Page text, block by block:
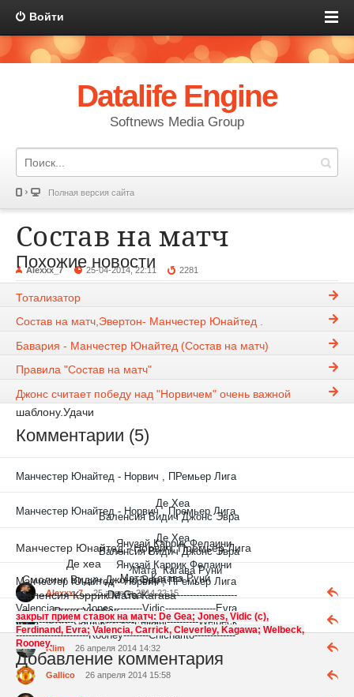
Войти
Datalife Engine
Softnews Media Group
Полная версия сайта
Состав на матч
Alexxx_7 25-04-2014, 22:11 2281
Юнайтед- Норвич . Просьба заполнять все по
шаблону.Удачи
Похожие новости
Тотализатор
Состав на матч,Эвертон- Манчестер Юнайтед .
Бавария - Манчестер Юнайтед (Состав на матч)
Правила "Состав на матч"
Джонс считает победу над "Норвичем" очень важной
Комментарии (5)
Манчестер Юнайтед - Норвич , ПРемьер Лига
Де Хеа
Валенсия Видич Джонс Эвра
Янузай Каррик Фелаини
Мата Кагава Руни
Alexxx_7 25 апреля 2014 22:15
Манчестер Юнайтед - Норвич , Премьер Лига
Де Хеа
Валенсия Видич Джонс Эвра
Янузай Каррик Фелаини
Мата Кагава Руни
ISTIN 26 апреля 2014 08:13
Манчестер Юнайтед - Норвич, Премьер Лига
Де хеа
Смолинг Видич Джонс Эвра
Валенсия Кэррик Мата Кагава
Руни Уэлбек
Klim 26 апреля 2014 14:32
Манчестер Юнайтед- Норвич , ПРемьер Лига
-----------------------------De Gea------------------------------
Valencia----------Jones---------Vidic----------------Evra
Mata-----------Carrick---------Fellaini----------Welbeck
-----------------------Rooney--------Chicharito-------------
Gallico 26 апреля 2014 15:58
закрыт прием ставок на матч: De Gea; Jones, Vidic (c),
Ferdinand, Evra; Valencia, Carrick, Cleverley, Kagawa; Welbeck,
Rooney.
Добавление комментария